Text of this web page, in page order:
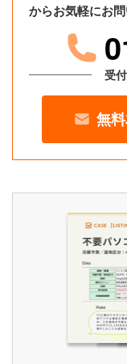
からお気軽にお
受
無